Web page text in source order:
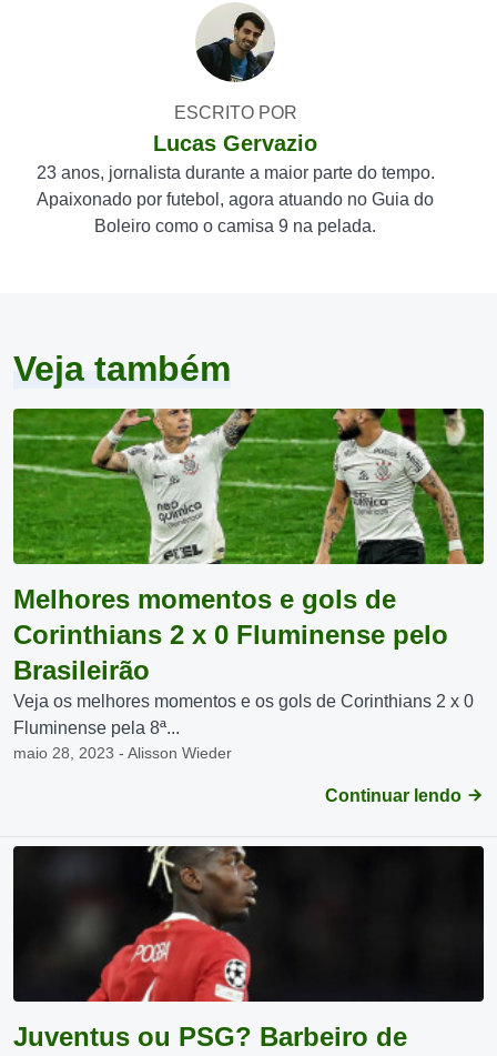
ESCRITO POR
Lucas Gervazio
23 anos, jornalista durante a maior parte do tempo.
Apaixonado por futebol, agora atuando no Guia do
Boleiro como o camisa 9 na pelada.
Veja também
Melhores momentos e gols de
Corinthians 2 x 0 Fluminense pelo
Brasileirão
Veja os melhores momentos e os gols de Corinthians 2 x 0
Fluminense pela 8ª...
maio 28, 2023 - Alisson Wieder
Continuar lendo
Juventus ou PSG? Barbeiro de